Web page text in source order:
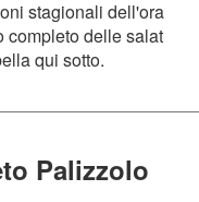
stagionali dell'ora
completo delle salat
qui sotto.
Palizzolo